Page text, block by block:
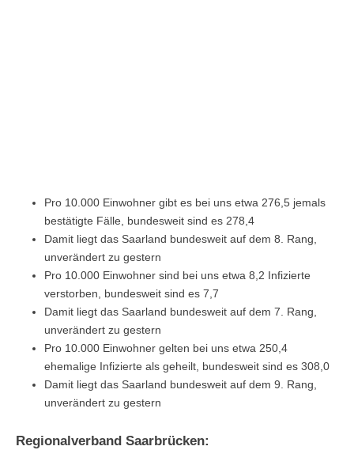
Pro 10.000 Einwohner gibt es bei uns etwa 276,5 jemals
bestätigte Fälle, bundesweit sind es 278,4
Damit liegt das Saarland bundesweit auf dem 8. Rang,
unverändert zu gestern
Pro 10.000 Einwohner sind bei uns etwa 8,2 Infizierte
verstorben, bundesweit sind es 7,7
Damit liegt das Saarland bundesweit auf dem 7. Rang,
unverändert zu gestern
Pro 10.000 Einwohner gelten bei uns etwa 250,4
ehemalige Infizierte als geheilt, bundesweit sind es 308,0
Damit liegt das Saarland bundesweit auf dem 9. Rang,
unverändert zu gestern
Regionalverband Saarbrücken: